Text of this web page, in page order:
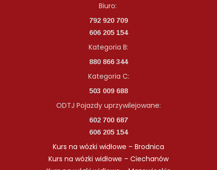
Biuro:
792 920 709
606 205 154
Kategoria B:
880 866 344
Kategoria C:
503 009 688
ODTJ Pojazdy uprzywilejowane:
602 700 687
606 205 154
Kurs na wózki widłowe – Brodnica
Kurs na wózki widłowe – Ciechanów